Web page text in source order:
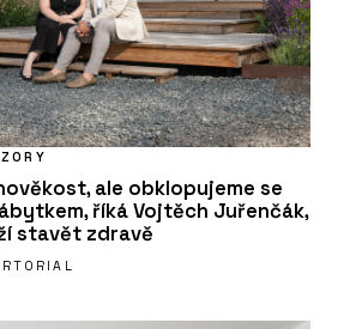
ale obklopujeme se
říká Vojtěch Juřenčák,
stavět zdravě